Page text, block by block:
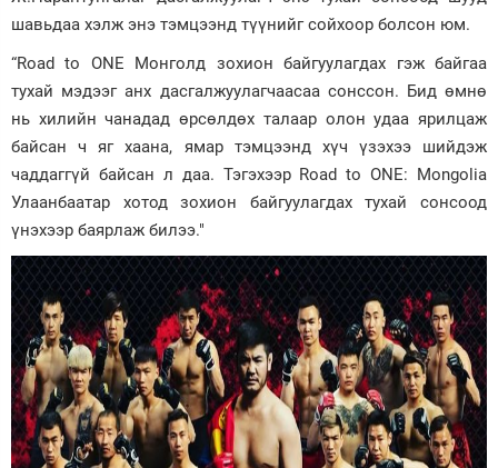
шавьдаа хэлж энэ тэмцээнд түүнийг сойхоор болсон юм.
“Road to ONE Монголд зохион байгуулагдах гэж байгаа
тухай мэдээг анх дасгалжуулагчаасаа сонссон. Бид өмнө
нь хилийн чанадад өрсөлдөх талаар олон удаа ярилцаж
байсан ч яг хаана, ямар тэмцээнд хүч үзэхээ шийдэж
чаддаггүй байсан л даа. Тэгэхээр Road to ONE: Mongolia
Улаанбаатар хотод зохион байгуулагдах тухай сонсоод
үнэхээр баярлаж билээ."